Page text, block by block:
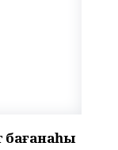
бағанаһы